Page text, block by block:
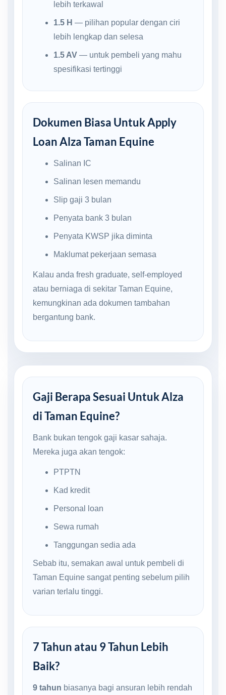
lebih terkawal
1.5 H — pilihan popular dengan ciri
lebih lengkap dan selesa
1.5 AV— untuk pembeli yang mahu
spesifikasi tertinggi
Dokumen Biasa Untuk Apply
Loan Alza Taman Equine
Salinan IC
Salinan lesen memandu
Slip gaji 3 bulan
Penyata bank 3 bulan
Penyata KWSP jika diminta
Maklumat pekerjaan semasa
Kalau anda fresh graduate, self-employed
atau berniaga di sekitar Taman Equine,
kemungkinan ada dokumen tambahan
bergantung bank.
Gaji Berapa Sesuai Untuk Alza
di Taman Equine?
Bank bukan tengok gaji kasar sahaja.
Mereka juga akan tengok:
PTPTN
Kad kredit
Personal loan
Sewa rumah
Tanggungan sedia ada
Sebab itu, semakan awal untuk pembeli di
Taman Equine sangat penting sebelum pilih
varian terlalu tinggi.
7 Tahun atau 9 Tahun Lebih
Baik?
9 tahun biasanya bagi ansuran lebih rendah